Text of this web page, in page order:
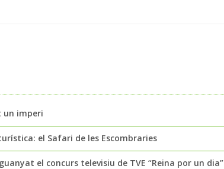
un imperi
el Safari de les Escombraries
el concurs televisiu de TVE “Reina por un dia”